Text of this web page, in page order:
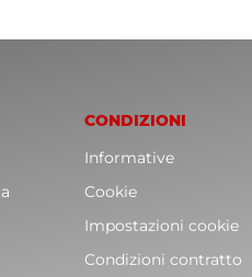
CONDIZIONI
Informative
Cookie
Impostazioni cookie
Condizioni contratto